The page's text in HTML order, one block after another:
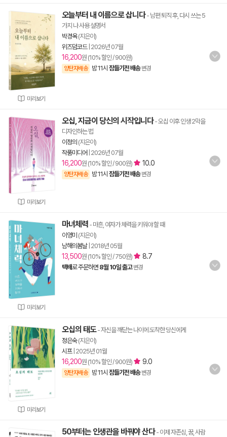
미리보기
오늘부터 내 이름으로 삽니다- 남편 퇴직 후, 다시 쓰는 5
가지 나 사용 설명서
박경옥(지은이)
위즈덤코드| 2026년 07월
16,200원 (10% 할인 / 900원)
양탄자배송 밤 11시 잠들기전 배송 변경
미리보기
오십, 지금이 당신의 시작입니다- 오십 이후 인생 2막을
디자인하는 법
이정의 (지은이)
작품미디어 2026년 07월
16,200원 (10% 할인 / 900원) 10.0
양탄자배송 밤 11시 잠들기전 배송 변경
미리보기
마녀체력 - 마흔, 여자가 체력을 키워야 할 때
이영미 (지은이)
남해의봄날| 2018년 05월
13,500원 (10% 할인 / 750원) 8.7
택배로 주문하면 8월 10일 출고 변경
미리보기
오십의 태도- 자신을 깨닫는 나이에 도착한 당신에게
정은숙(지은이)
시프| 2025년 01월
16,200원 (10% 할인 / 900원) 9.0
양탄자배송 밤 11시 잠들기전 배송 변경
50부터는 인생관을 바꿔야 산다- 이제 자존심, 꿈, 사람